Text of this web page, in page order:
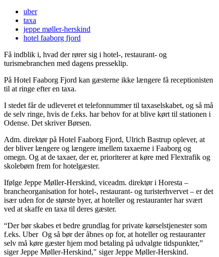
uber
taxa
jeppe møller-herskind
hotel faaborg fjord
Få indblik i, hvad der rører sig i hotel-, restaurant- og
turismebranchen med dagens presseklip.
På Hotel Faaborg Fjord kan gæsterne ikke længere få receptionisten
til at ringe efter en taxa.
I stedet får de udleveret et telefonnummer til taxaselskabet, og så må
de selv ringe, hvis de f.eks. har behov for at blive kørt til stationen i
Odense. Det skriver Børsen.
Adm. direktør på Hotel Faaborg Fjord, Ulrich Bastrup oplever, at
der bliver længere og længere imellem taxaerne i Faaborg og
omegn. Og at de taxaer, der er, prioriterer at køre med Flextrafik og
skolebørn frem for hotelgæster.
Ifølge Jeppe Møller-Herskind, viceadm. direktør i Horesta –
brancheorganisation for hotel-, restaurant- og turisterhvervet – er det
især uden for de største byer, at hoteller og restauranter har svært
ved at skaffe en taxa til deres gæster.
“Der bør skabes et bedre grundlag for private kørselstjenester som
f.eks. Uber Og så bør der åbnes op for, at hoteller og restauranter
selv må køre gæster hjem mod betaling på udvalgte tidspunkter,”
siger Jeppe Møller-Herskind," siger Jeppe Møller-Herskind.